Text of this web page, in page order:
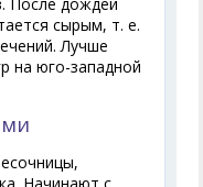
сырым, т. е.
Лучше
на юго-западной